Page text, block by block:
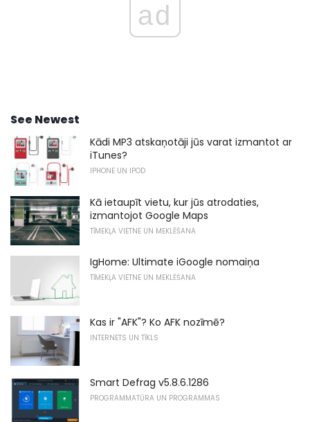
ad
See Newest
Kādi MP3 atskaņotāji jūs varat izmantot ar
iTunes?
IPHONE UN IPOD
Kā ietaupīt vietu, kur jūs atrodaties,
izmantojot Google Maps
TĪMEKĻA VIETNE UN MEKLĒŠANA
IgHome: Ultimate iGoogle nomaiņa
TĪMEKĻA VIETNE UN MEKLĒŠANA
Kas ir "AFK"? Ko AFK nozīmē?
INTERNETS UN TĪKLS
Smart Defrag v5.8.6.1286
PROGRAMMATŪRA UN PROGRAMMAS